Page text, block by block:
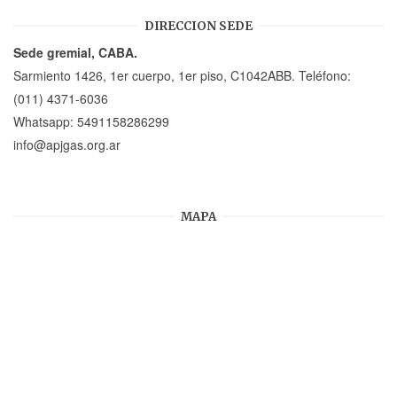
DIRECCION SEDE
Sede gremial, CABA.
Sarmiento 1426, 1er cuerpo, 1er piso, C1042ABB. Teléfono:
(011) 4371-6036
Whatsapp: 5491158286299
info@apjgas.org.ar
MAPA